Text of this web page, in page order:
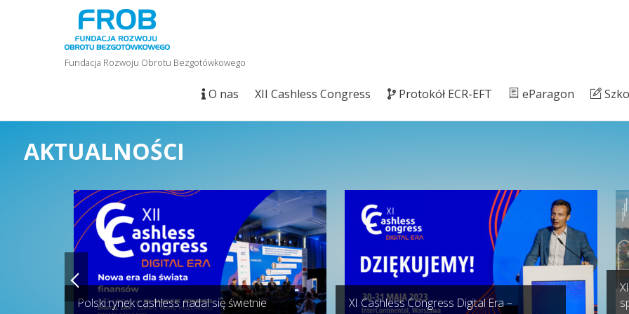
Fundacja Rozwoju Obrotu Bezgotówkowego
O nas XII Cashless Congress Protokół ECR-EFT eParagon
AKTUALNOŚCI
Polski rynek cashless nadal się świetnie
XI Cashless Congress Digital Era –